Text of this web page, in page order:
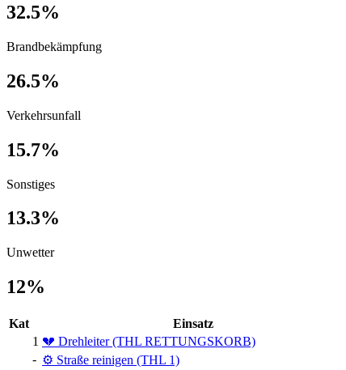
32.5%
Brandbekämpfung
26.5%
Verkehrsunfall
15.7%
Sonstiges
13.3%
Unwetter
12%
Kat Einsatz
1 💔 Drehleiter (THL RETTUNGSKORB)
- ⚙️ Straße reinigen (THL 1)